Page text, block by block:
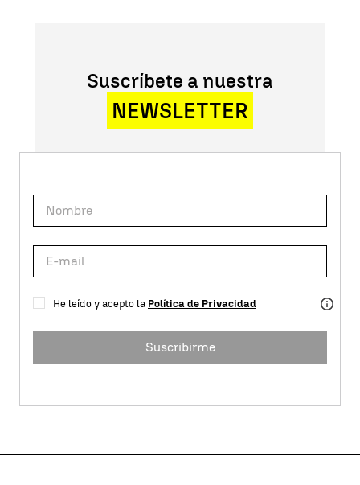
Suscríbete a nuestra
NEWSLETTER
He leído y acepto la Política de Privacidad
Suscribirme